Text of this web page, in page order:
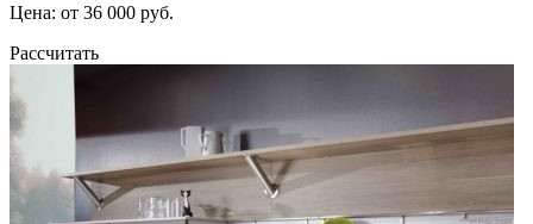
Цена: от 36 000 руб.
Рассчитать